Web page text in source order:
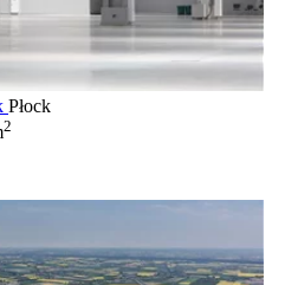
Płock
2